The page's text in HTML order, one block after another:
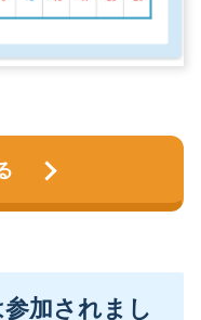
る
加されまし